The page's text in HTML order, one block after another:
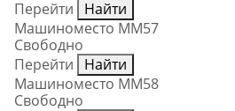
Перейти
Найти
Машиноместо ММ57
Свободно
Перейти
Найти
Машиноместо ММ58
Свободно